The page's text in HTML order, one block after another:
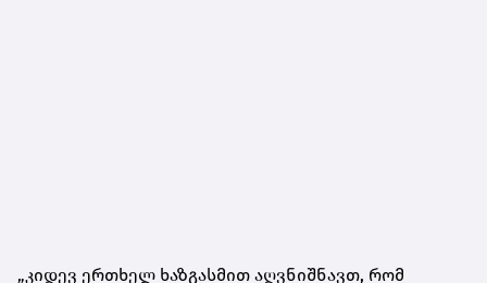
„კიდევ ერთხელ ხაზგასმით აღვნიშნავთ, რომ